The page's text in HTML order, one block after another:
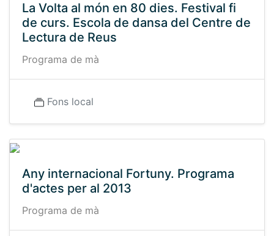
La Volta al món en 80 dies. Festival fi
de curs. Escola de dansa del Centre de
Lectura de Reus
Programa de mà
Fons local
Any internacional Fortuny. Programa
d'actes per al 2013
Programa de mà